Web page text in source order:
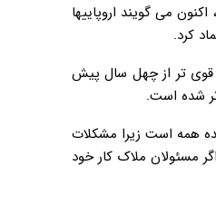
می گویند اروپاییها
کرد.
قوی تر از چهل سال پیش
شده است.
همه است زیرا مشکلات
مسئولان ملاک کار خود